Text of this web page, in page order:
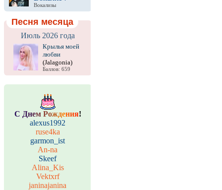
Вокализы
Песня месяца
Июль 2026 года
Крылья моей
любви
(Jalagonia)
Баллов: 659
С Днем Рождения!
alexus1992
ruse4ka
garmon_ist
An-na
Skeef
Alina_Kis
Vektxrf
janinajanina